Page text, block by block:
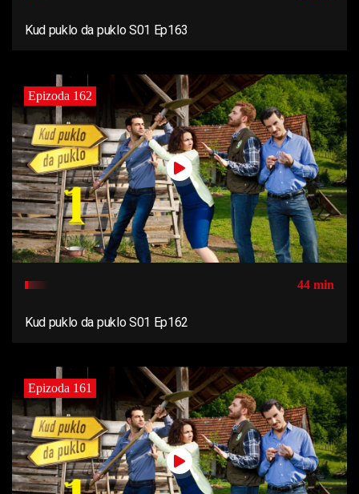
Kud puklo da puklo S01 Ep163
Epizoda 162
44 min
Kud puklo da puklo S01 Ep162
Epizoda 161